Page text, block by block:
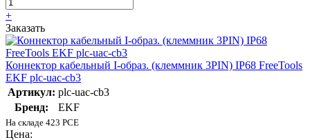
+
Заказать
Коннектор кабельный I-образ. (клеммник 3PIN) IP68 FreeTools
EKF plc-uac-cb3
Артикул: plc-uac-cb3
Бренд:
EKF
На складе 423 PCE
Цена: